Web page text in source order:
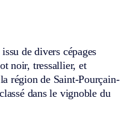
de divers cépages
noir, tressallier, et
région de Saint-Pourçain-
dans le vignoble du